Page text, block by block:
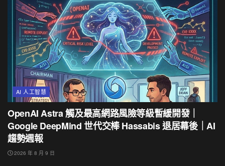
AI 人工智慧
OpenAI Astra 觸及最高網路風險等級暫緩開發｜
Google DeepMind 世代交棒 Hassabis 退居幕後｜AI
趨勢週報
2026 年 8 月 9 日